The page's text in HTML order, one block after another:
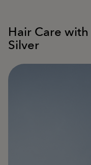
Hair Care
Silver